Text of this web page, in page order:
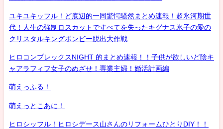
ユキユキッフル！ど底辺的一同驚愕騒然まとめ速報！超氷河期世
代！人生の強制ロスカットですべてを失ったキグナス氷子の愛の
クリスタルキングボンビー脱出大作戦
ヒロコンプレックスNIGHT 的まとめ速報！！子供が欲しいど陰キ
ャアラフィフ女子のめざせ！専業主婦！婚活計画編
萌えっふる！
萌えっとこあに！
ヒロシッフル！ヒロシデース山さんのリフォームひとりDIY！！